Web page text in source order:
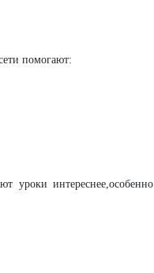
помогают:
уроки интереснее,особенно